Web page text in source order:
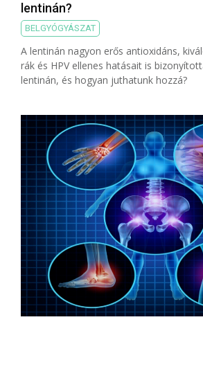
lentinán?
BELGYÓGYÁSZAT
A lentinán nagyon erős antioxidáns,
rák és HPV ellenes hatásait is
lentinán, és hogyan juthatunk hozzá?